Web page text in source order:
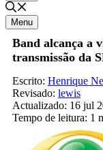
Menu
Band alcança a
transmissão da
Escrito: Henrique
Revisado: lewis
Actualizado: 16 jul
Tempo de leitura: 1